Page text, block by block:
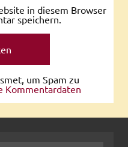
in diesem Browser
speichern.
um Spam zu
Kommentardaten